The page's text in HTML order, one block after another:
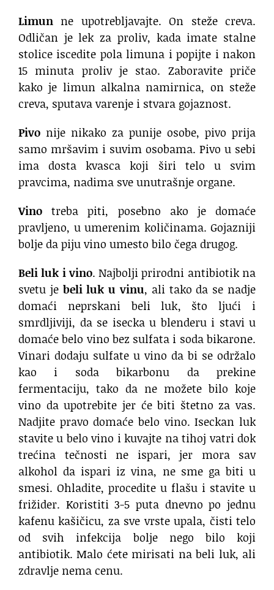
Limun ne upotrebljavajte. On steže creva.
Odličan je lek za proliv, kada imate stalne
stolice iscedite pola limuna i popijte i nakon
15 minuta proliv je stao. Zaboravite priče
kako je limun alkalna namirnica, on steže
creva, sputava varenje i stvara gojaznost.
Pivo nije nikako za punije osobe, pivo prija
samo mršavim i suvim osobama. Pivo u sebi
ima dosta kvasca koji širi telo u svim
pravcima, nadima sve unutrašnje organe.
Vino treba piti, posebno ako je domaće
pravljeno, u umerenim količinama. Gojazniji
bolje da piju vino umesto bilo čega drugog.
Beli luk i vino. Najbolji prirodni antibiotik na
svetu je beli luk u vinu, ali tako da se nadje
domaći neprskani beli luk, što ljući i
smrdljiviji, da se isecka u blenderu i stavi u
domaće belo vino bez sulfata i soda bikarone.
Vinari dodaju sulfate u vino da bi se održalo
kao i soda bikarbonu da prekine
fermentaciju, tako da ne možete bilo koje
vino da upotrebite jer će biti štetno za vas.
Nadjite pravo domaće belo vino. Iseckan luk
stavite u belo vino i kuvajte na tihoj vatri dok
trećina tečnosti ne ispari, jer mora sav
alkohol da ispari iz vina, ne sme ga biti u
smesi. Ohladite, procedite u flašu i stavite u
frižider. Koristiti 3-5 puta dnevno po jednu
kafenu kašičicu, za sve vrste upala, čisti telo
od svih infekcija bolje nego bilo koji
antibiotik. Malo ćete mirisati na beli luk, ali
zdravlje nema cenu.